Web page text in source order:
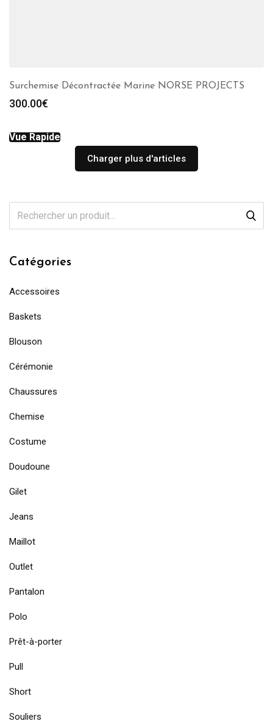
Surchemise Décontractée Marine NORSE PROJECTS
300.00€
Vue Rapide
Charger plus d'articles
Catégories
Accessoires
Baskets
Blouson
Cérémonie
Chaussures
Chemise
Costume
Doudoune
Gilet
Jeans
Maillot
Outlet
Pantalon
Polo
Prêt-à-porter
Pull
Short
Souliers